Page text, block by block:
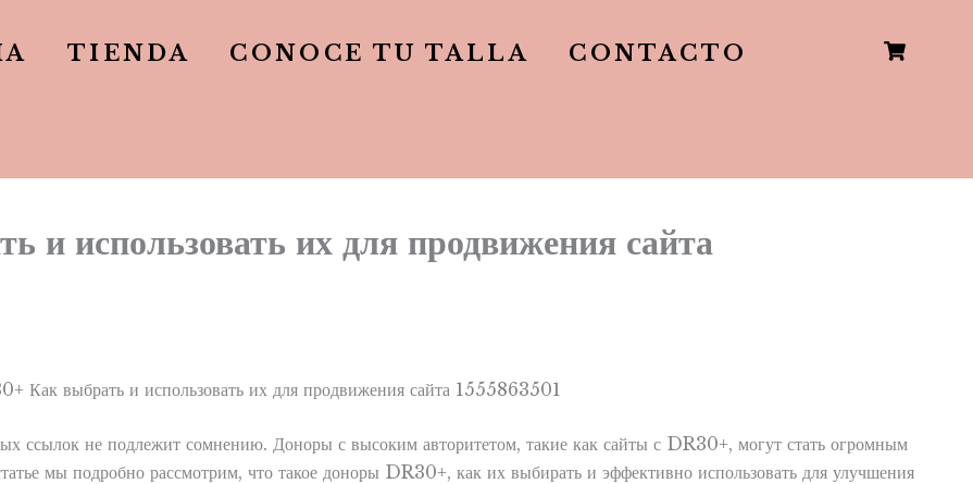
TIENDA CONOCE TU TALLA CONTACTO
использовать их для продвижения сайта
ссылок не подлежит сомнению. Доноры с высоким авторитетом, такие как сайты с DR30+, могут стать огромным
мы подробно рассмотрим, что такое доноры DR30+, как их выбирать и эффективно использовать для улучшения